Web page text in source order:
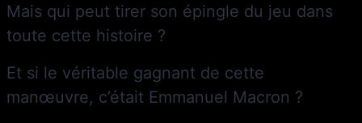
Mais qui peut tirer son épingle du jeu dans
toute cette histoire ?
Et si le véritable gagnant de cette
manœuvre, c’était Emmanuel Macron ?